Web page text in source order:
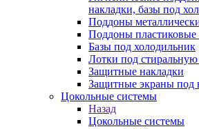
накладки, базы под
Поддоны
Поддоны пластиковые
Базы под холодильник
Лотки под
Защитные накладки
Защитные экраны под
Цокольные системы
Назад
Цокольные системы